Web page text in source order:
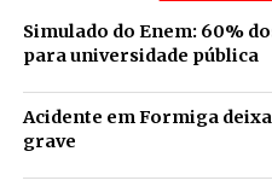
Simulado do Enem: 60%
para universidade pública
Acidente em Formiga
grave